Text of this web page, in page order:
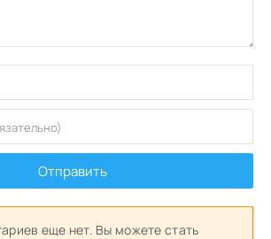
Отправить
еще нет. Вы можете стать